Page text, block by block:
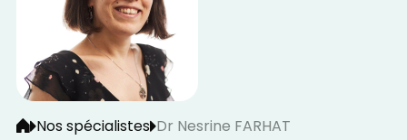
Nos spécialistes Dr Nesrine FARHAT